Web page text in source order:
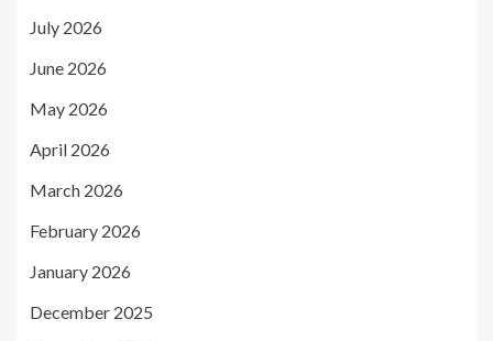
July 2026
June 2026
May 2026
April 2026
March 2026
February 2026
January 2026
December 2025